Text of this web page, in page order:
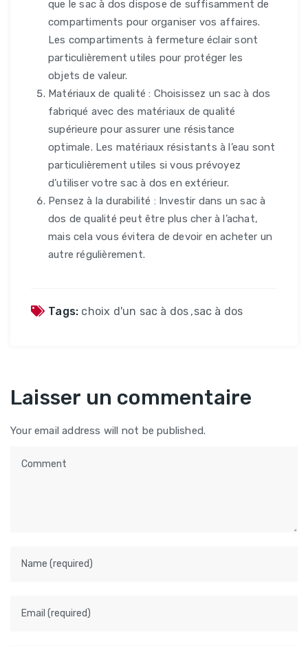
que le sac à dos dispose de suffisamment de
compartiments pour organiser vos affaires.
Les compartiments à fermeture éclair sont
particulièrement utiles pour protéger les
objets de valeur.
Matériaux de qualité : Choisissez un sac à dos
fabriqué avec des matériaux de qualité
supérieure pour assurer une résistance
optimale. Les matériaux résistants à l’eau sont
particulièrement utiles si vous prévoyez
d’utiliser votre sac à dos en extérieur.
Pensez à la durabilité : Investir dans un sac à
dos de qualité peut être plus cher à l’achat,
mais cela vous évitera de devoir en acheter un
autre régulièrement.
Tags: choix d'un sac à dos ,sac à dos
Laisser un commentaire
Your email address will not be published.